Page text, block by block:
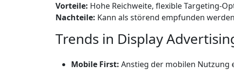
Vorteile: Hohe Reichweite, flexible Targeting-
Nachteile: Kann als störend empfunden
Trends in Display
Mobile First: Anstieg der mobilen